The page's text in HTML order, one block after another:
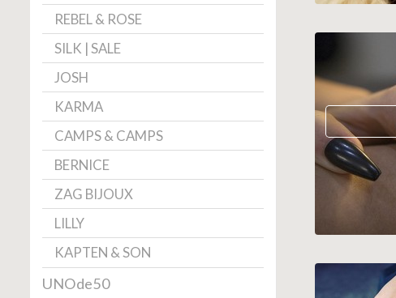
REBEL & ROSE
SILK | SALE
JOSH
KARMA
CAMPS & CAMPS
BERNICE
ZAG BIJOUX
LILLY
KAPTEN & SON
UNOde50